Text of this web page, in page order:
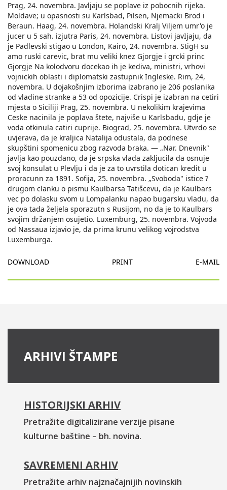
Prag, 24. novembra. Javljaju se poplave iz pobocnih rijeka.
Moldave; u opasnosti su Karlsbad, Pilsen, Njemacki Brod i
Beraun. Haag, 24. novembra. Holandski Kralj Viljem umr'o je
jucer u 5 sah. izjutra Paris, 24. novembra. Listovi javIjaju, da
je Padlevski stigao u London, Kairo, 24. novembra. StigH su
amo ruski carevic, brat mu veliki knez Gjorgje i grcki princ
Gjorgje Na kolodvoru docekao ih je kediva, ministri, vrhovi
vojnickih oblasti i diplomatski zastupnik Ingleske. Rim, 24,
novembra. U dojakošnjim izborima izabrano je 206 poslanika
od vladine stranke a 53 od opozicije. Crispi je izabran na cetiri
mjesta o Siciliji Prag, 25. novembra. U nekolikim krajevima
Ceske nacinila je poplava štete, najviše u Karlsbadu, gdje je
voda otkinula catiri cuprije. Biograd, 25. novembra. Utvrdo se
uvjerava, da je kraljica Natalija odustala, da podnese
skupštini spomenicu zbog razvoda braka. — „Nar. Dnevnik"
javlja kao pouzdano, da je srpska vlada zakljucila da osnuje
svoj konsulat u Plevlju i da je za to uvrstila dotican kredit u
proracunn za 1891. Sofija, 25. novembra. „Svoboda" istice ?
drugom clanku o pismu Kaulbarsa Tatišcevu, da je Kaulbars
vec po dolasku svom u Lompalanku napao bugarsku vladu, da
je ova tada željela sporazutn s Rusijom, no da je to Kaulbars
svojim držanjem osujetio. Luxemburg, 25. novembra. Vojvoda
od Nassaua izjavio je, da prima krunu velikog vojrodstva
Luxemburga.
DOWNLOAD PRINT E-MAIL
ARHIVI ŠTAMPE
HISTORIJSKI ARHIV
Pretražite digitalizirane verzije pisane
kulturne baštine – bh. novina.
SAVREMENI ARHIV
Pretražite arhiv najznačajnijih novinskih